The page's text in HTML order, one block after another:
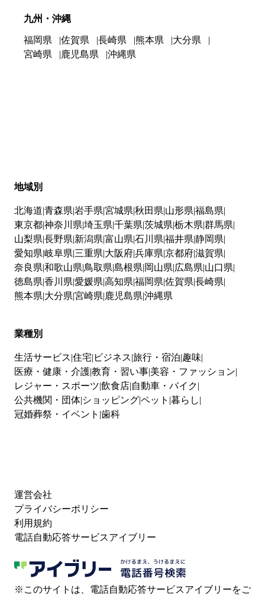
九州・沖縄
福岡県 佐賀県 長崎県 熊本県
大分県
宮崎県
鹿児島県 沖縄県
地域別
北海道 青森県 岩手県 宮城県 秋田県 山形県 福島県
東京都神奈川県 埼玉県 千葉県 茨城県 栃木県 群馬県
山梨県 長野県 新潟県 富山県 石川県 福井県 静岡県
愛知県 岐阜県 三重県 大阪府兵庫県 京都府滋賀県
奈良県 和歌山県 鳥取県 島根県 岡山県 広島県 山口県
徳島県 香川県 愛媛県 高知県 福岡県 佐賀県 長崎県
熊本県 大分県 宮崎県 鹿児島県 沖縄県
業種別
生活サービス 住宅 ビジネス 旅行・宿泊 趣味
医療・健康・介護教育・習い事 美容・ファッション
レジャー・スポーツ 飲食店 自動車・バイク
公共機関・団体 ショッピングペット 暮らし
冠婚葬祭・イベント 歯科
運営会社
プライバシーポリシー
利用規約
電話自動応答サービスアイブリー
※このサイトは、電話自動応答サービスアイブリーをご